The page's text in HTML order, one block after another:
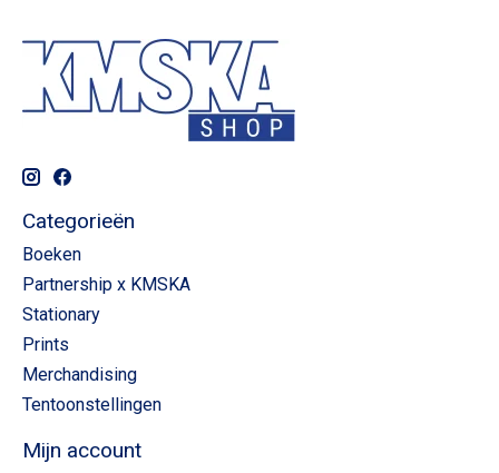
Categorieën
Boeken
Partnership x KMSKA
Stationary
Prints
Merchandising
Tentoonstellingen
Mijn account